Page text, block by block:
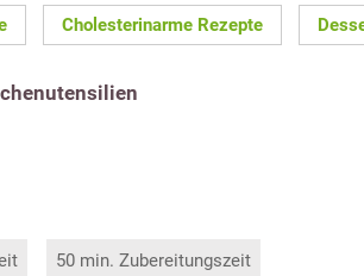
Cholesterinarme Rezepte
50 min. Zubereitungszeit